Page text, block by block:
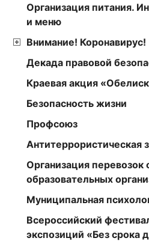
Организация питания.
и меню
Внимание! Коронавирус!
Декада правовой
Краевая акция
Безопасность жизни
Профсоюз
Антитеррористическая
Организация
образовательных
Муниципальная
Всероссийский
экспозиций «Без срока